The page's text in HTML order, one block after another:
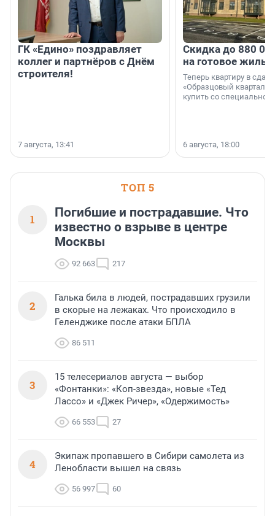
ГК «Едино» поздравляет
коллег и партнёров с Днём
строителя!
7 августа, 13:41
Скидка до 880
на готовое
Теперь квартиру в
«Образцовый квартал
купить со специальной
6 августа, 18:00
ТОП 5
1
Погибшие и пострадавшие. Что
известно о взрыве в центре
Москвы
92 663 217
2
Галька била в людей, пострадавших грузили
в скорые на лежаках. Что происходило в
Геленджике после атаки БПЛА
86 511
3
15 телесериалов августа — выбор
«Фонтанки»: «Коп-звезда», новые «Тед
Лассо» и «Джек Ричер», «Одержимость»
66 553 27
4
Экипаж пропавшего в Сибири самолета из
Ленобласти вышел на связь
56 997 60